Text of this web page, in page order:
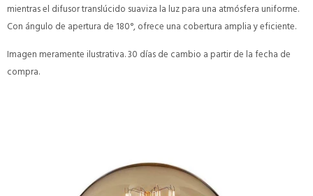
mientras el difusor translúcido suaviza la luz para una atmósfera uniforme.
Con ángulo de apertura de 180°, ofrece una cobertura amplia y eficiente.
Imagen meramente ilustrativa. 30 días de cambio a partir de la fecha de
compra.